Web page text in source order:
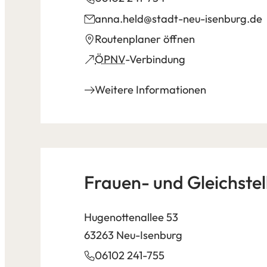
anna.held
stadt-neu-isenburg de
Routenplaner öffnen
(Öffnet
in
neuen
ÖPNV-Verbindung
(Öffnet
einem
Weitere Informationen
Frauen- und
Hugenottenallee 53
63263 Neu-Isenburg
06102 241-755